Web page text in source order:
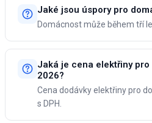
Jaké jsou úspory pro
Domácnost může během tří
Jaká je cena elektřiny
2026?
Cena dodávky elektřiny pro
s DPH.